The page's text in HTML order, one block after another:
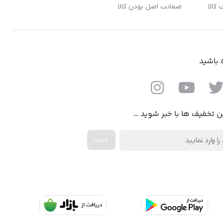
ضمانت اصل بودن کالا
باشید
تخفیف ها با خبر شوید …